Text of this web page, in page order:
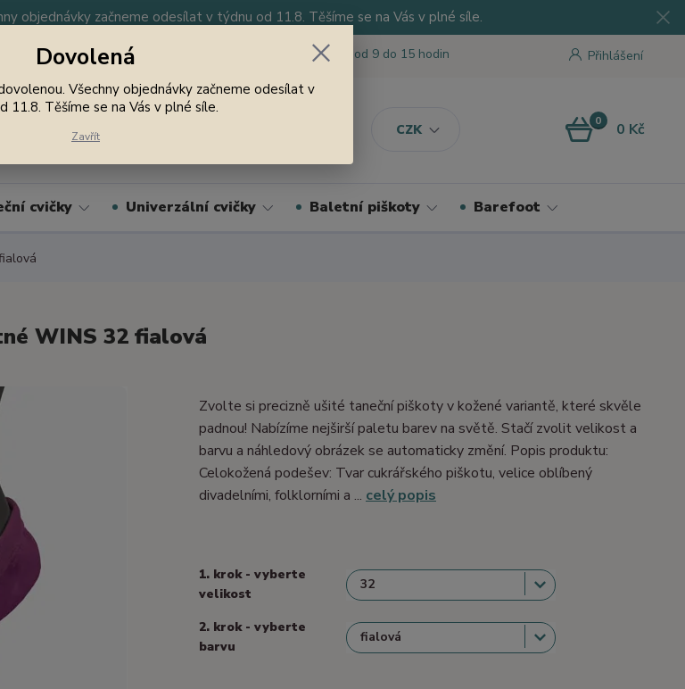
objednávky začneme odesílat v týdnu od 11.8. Těšíme se na Vás v plné síle.
CZK
Přihlášení
Nevíte si rady? Zavolejte. Jsme tu pro Vás od 9 do 15 hodin
0 0 Kč
cvičky Univerzální cvičky Baletní piškoty Barefoot
WINS 32 fialová
Zvolte si precizně ušité taneční piškoty v kožené variantě, které skvěle
padnou! Nabízíme nejširší paletu barev na světě. Stačí zvolit velikost a
barvu a náhledový obrázek se automaticky změní. Popis produktu:
Celokožená podešev: Tvar cukrářského piškotu, velice oblíbený
divadelními, folklorními a ... celý popis
1. krok - vyberte
velikost
2. krok - vyberte
barvu
Dovolená
Všechny objednávky začneme odesílat v
11.8. Těšíme se na Vás v plné síle.
Zavřít